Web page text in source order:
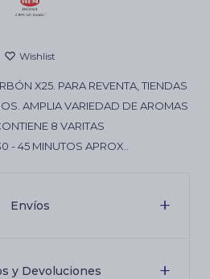
X25. PARA REVENTA, TIENDAS
AMPLIA VARIEDAD DE AROMAS
8 VARITAS
- 45 MINUTOS APROX..
Envíos
y Devoluciones